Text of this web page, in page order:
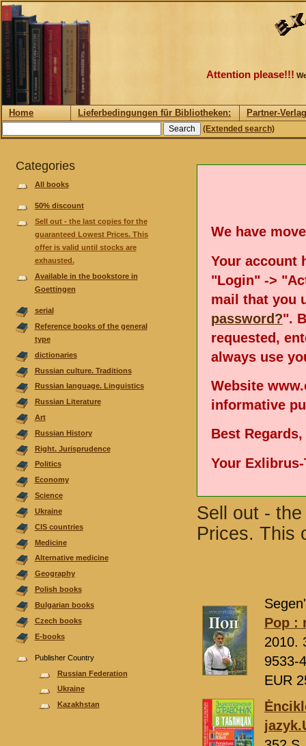
Attention please!!!
Home Lieferbedingungen für Bibliotheken: Partner-
(Extended search)
Categories
All books
50% discount
Sell out - the last copies for the
guaranteed Lowest Prices. This
offer is valid until stocks are
exhausted.
Available in the bookstore in
Goettingen
serial
Reference books of the general
type
dictionaries
Russian culture. Traditions
Russian language. Linguistics
Russian Literature
Аrt
Russian History
Right. Jurisprudence
Politics
Economy
Science
Ukraine
CIS countries
Medicine
Alternative medicine
Geography
Polish books
Bulgarian books
Czech books
E-books
Publisher Country
Russian Federation
Ukraine
Kazakhstan
We have
Your account
"Login" ->
mail that you
password?".
requested,
always use
Website
informative
Best Regards,
Your Exlibrus-
Sell out -
Prices. This
Pop :
2010.
9533-
EUR